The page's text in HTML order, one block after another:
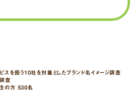
スを扱う10社を対象としたブランド名イメージ調査
査
の方 530名